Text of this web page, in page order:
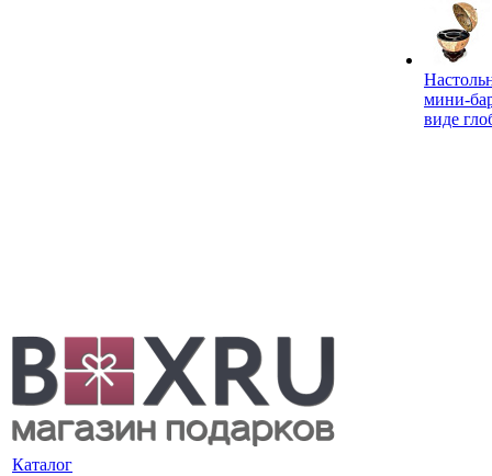
мини-
виде
Каталог